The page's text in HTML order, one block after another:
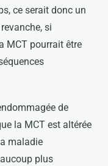
ce serait donc un
si
MCT pourrait être
de
la MCT est altérée
maladie
plus